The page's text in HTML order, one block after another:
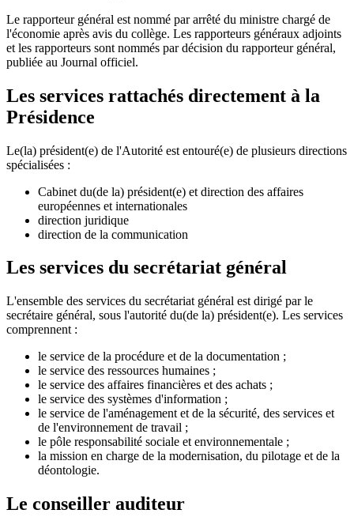
Le rapporteur général est nommé par arrêté du ministre chargé de
l'économie après avis du collège. Les rapporteurs généraux adjoints
et les rapporteurs sont nommés par décision du rapporteur général,
publiée au Journal officiel.
Les services rattachés directement à la
Présidence
Le(la) président(e) de l'Autorité est entouré(e) de plusieurs directions
spécialisées :
Cabinet du(de la) président(e) et direction des affaires
européennes et internationales
direction juridique
direction de la communication
Les services du secrétariat général
L'ensemble des services du secrétariat général est dirigé par le
secrétaire général, sous l'autorité du(de la) président(e). Les services
comprennent :
le service de la procédure et de la documentation ;
le service des ressources humaines ;
le service des affaires financières et des achats ;
le service des systèmes d'information ;
le service de l'aménagement et de la sécurité, des services et
de l'environnement de travail ;
le pôle responsabilité sociale et environnementale ;
la mission en charge de la modernisation, du pilotage et de la
déontologie.
Le conseiller auditeur